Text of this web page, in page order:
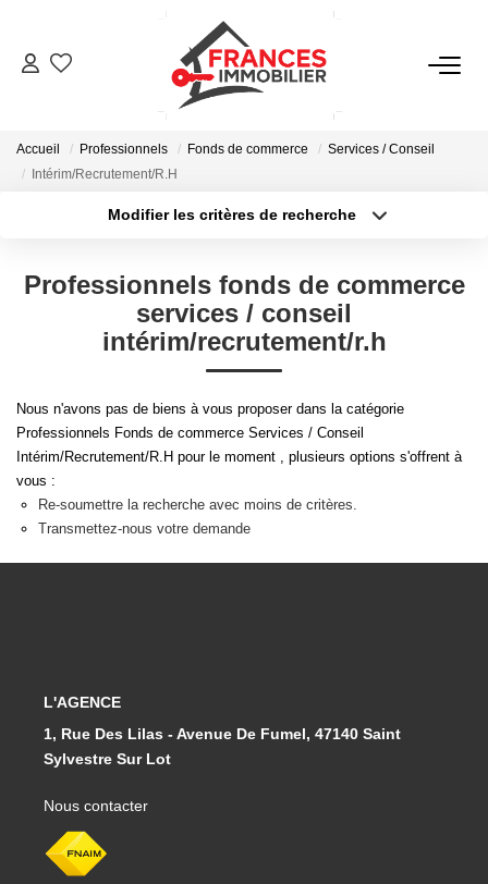
ESTIMATION
NOTRE AGENCE
CONTACT
Accueil Professionnels Fonds de commerce
Services / Conseil
Intérim/Recrutement/R.H
Modifier les critères de recherche
Type de bien
Créer une alerte
Professionnels fonds de commerce
services / conseil
intérim/recrutement/r.h
Nous n'avons pas de biens à vous proposer dans la catégorie
Professionnels Fonds de commerce Services / Conseil
Intérim/Recrutement/R.H pour le moment , plusieurs options s'offrent à
vous :
Re-soumettre la recherche avec moins de critères.
Transmettez-nous votre demande
L'AGENCE
1, Rue Des Lilas - Avenue De Fumel, 47140 Saint
Sylvestre Sur Lot
Nous contacter